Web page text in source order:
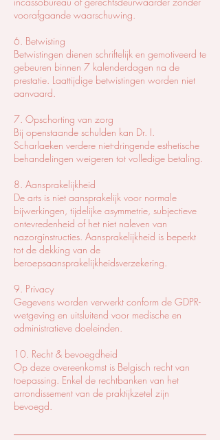
voorafgaande waarschuwing.
6. Betwisting
Betwistingen dienen schriftelijk en gemotiveerd te
gebeuren binnen 7 kalenderdagen na de
prestatie. Laattijdige betwistingen worden niet
aanvaard.
7. Opschorting van zorg
Bij openstaande schulden kan Dr. I.
Scharlaeken verdere niet-dringende esthetische
behandelingen weigeren tot volledige betaling.
8. Aansprakelijkheid
De arts is niet aansprakelijk voor normale
bijwerkingen, tijdelijke asymmetrie, subjectieve
ontevredenheid of het niet naleven van
nazorginstructies. Aansprakelijkheid is beperkt
tot de dekking van de
beroepsaansprakelijkheidsverzekering.
9. Privacy
Gegevens worden verwerkt conform de GDPR-
wetgeving en uitsluitend voor medische en
administratieve doeleinden.
10. Recht & bevoegdheid
Op deze overeenkomst is Belgisch recht van
toepassing. Enkel de rechtbanken van het
arrondissement van de praktijkzetel zijn
bevoegd.